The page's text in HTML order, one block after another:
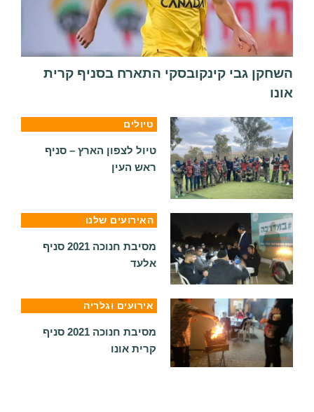
השחקן גבי קינקובסקי התארח בסניף קרית
אונו
טיולים
טיול לצפון הארץ – סניף
ראש העין
האירועים שלנו
מסיבת חנוכה 2021 סניף
אלעד
אירועים וגלריה
מסיבת חנוכה 2021 סניף
קרית אונו